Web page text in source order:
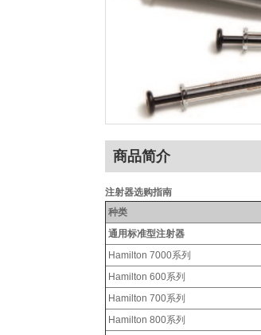
商品简介
注射器选购指南
种类
通用标准型注射器
Hamilton 7000系列
Hamilton 600系列
Hamilton 700系列
Hamilton 800系列